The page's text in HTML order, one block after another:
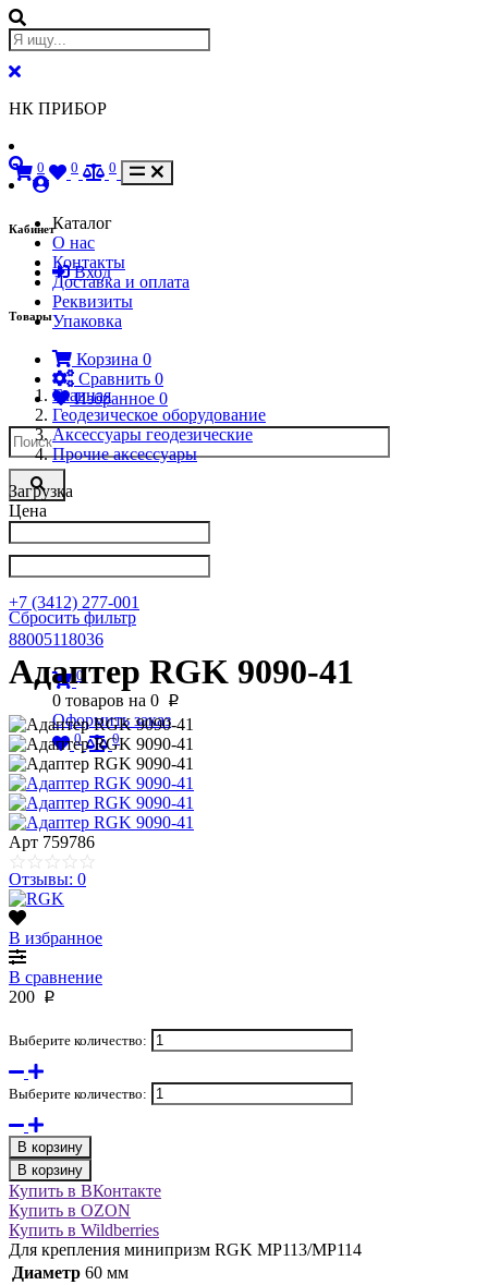
НК ПРИБОР
Кабинет
Вход
Товары
Корзина 0
Сравнить 0
Избранное 0
Написать в Телеграм
+7 (3412) 277-001
88005118036
0
0 товаров на 0 p
Оформить заказ
0 0
0 0 0
Каталог
О нас
Контакты
Доставка и оплата
Реквизиты
Упаковка
Главная
Геодезическое оборудование
Аксессуары геодезические
Прочие аксессуары
Загрузка
Цена
Сбросить фильтр
Адаптер RGK 9090-41
Арт 759786
Отзывы: 0
В избранное
В сравнение
200 p
Выберите количество:
Выберите количество:
В корзину
В корзину
Купить в ВКонтакте
Купить в OZON
Купить в Wildberries
Для крепления минипризм RGK MP113/MP114
Диаметр 60 мм